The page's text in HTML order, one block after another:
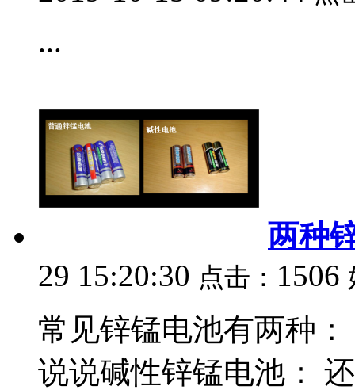
...
两种
29 15:20:30 点击： 1506
常见锌锰电池有两种
说说碱性锌锰电池：